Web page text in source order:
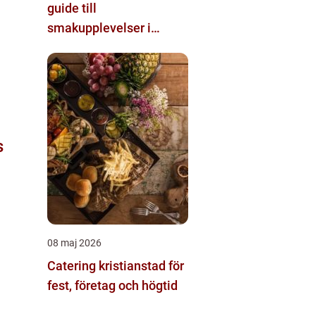
guide till
smakupplevelser i
08 maj 2026
Catering kristianstad för
fest, företag och högtid